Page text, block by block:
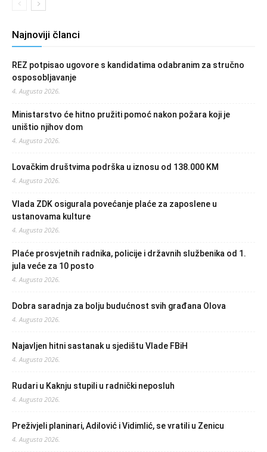
Najnoviji članci
REZ potpisao ugovore s kandidatima odabranim za stručno
osposobljavanje
4. Augusta 2026.
Ministarstvo će hitno pružiti pomoć nakon požara koji je
uništio njihov dom
4. Augusta 2026.
Lovačkim društvima podrška u iznosu od 138.000 KM
4. Augusta 2026.
Vlada ZDK osigurala povećanje plaće za zaposlene u
ustanovama kulture
4. Augusta 2026.
Plaće prosvjetnih radnika, policije i državnih službenika od 1.
jula veće za 10 posto
4. Augusta 2026.
Dobra saradnja za bolju budućnost svih građana Olova
4. Augusta 2026.
Najavljen hitni sastanak u sjedištu Vlade FBiH
4. Augusta 2026.
Rudari u Kaknju stupili u radnički neposluh
4. Augusta 2026.
Preživjeli planinari, Adilović i Vidimlić, se vratili u Zenicu
4. Augusta 2026.